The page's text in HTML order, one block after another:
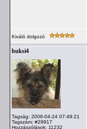
Kiváló dolgozó
buksi4
Tagság: 2006-04-24 07:49:21
Tagszám: #29917
Hozzászólások: 11232